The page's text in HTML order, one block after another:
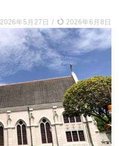
2026年5月27日 / 2026年6月8日